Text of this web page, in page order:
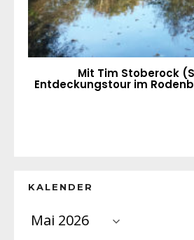
Mit Tim Stoberock
Entdeckungstour im
KALENDER